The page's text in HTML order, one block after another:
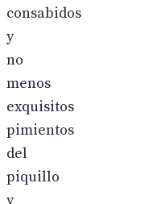
consabidos
y
no
menos
exquisitos
pimientos
del
piquillo